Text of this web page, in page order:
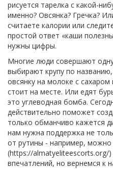
рисуется тарелка с какой-
именно? Овсянка? Гречка?
считаете калории или
простой ответ «каши
нужны цифры.
Многие люди совершают
выбирают крупу по
овсянку на молоке с
стоит на месте. Или едят
это углеводная бомба.
действительно поможет
только обманчиво кажется
нам нужна поддержка не
от рутины - например,
(https://almatyeliteescorts.org/
впечатлений, но вернемся к